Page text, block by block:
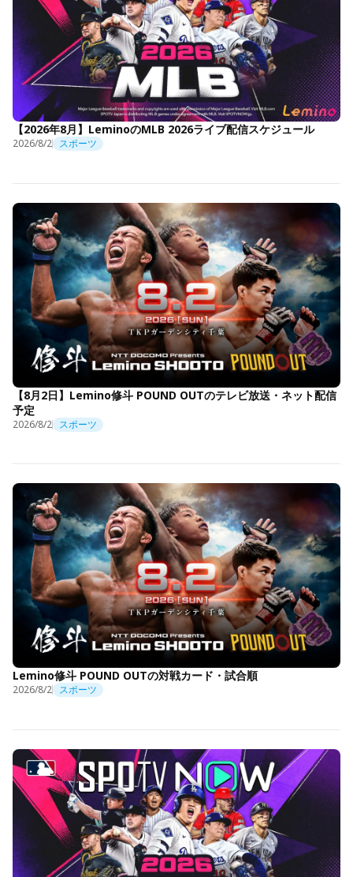
【2026年8月】LeminoのMLB 2026ライブ配信スケジュール
2026/8/2 スポーツ
【8月2日】Lemino修斗 POUND OUTのテレビ放送・ネット配信
予定
2026/8/2 スポーツ
Lemino修斗 POUND OUTの対戦カード・試合順
2026/8/2 スポーツ